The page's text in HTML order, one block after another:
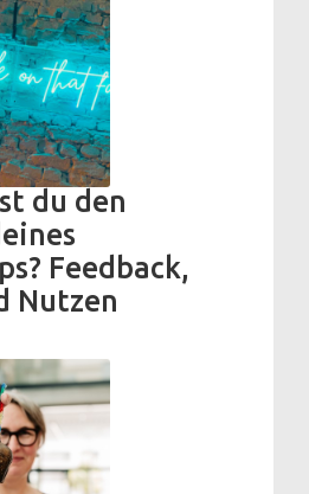
du den
Feedback,
Nutzen